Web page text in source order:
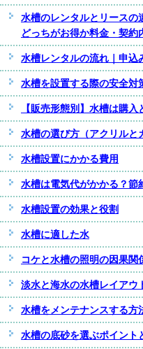
水槽のレンタルとリースの
どっちがお得か料金・契約
水槽レンタルの流れ｜申込
水槽を設置する際の安全対
【販売形態別】水槽は購
水槽の選び方（アクリルと
水槽設置にかかる費用
水槽は電気代がかかる？節
水槽設置の効果と役割
水槽に適した水
コケと水槽の照明の因果関
淡水と海水の水槽レイアウ
水槽をメンテナンスする方
水槽の底砂を選ぶポイント